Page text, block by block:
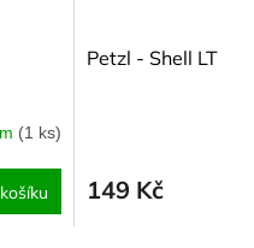
(1 ks)
Petzl - Shell LT
149 Kč